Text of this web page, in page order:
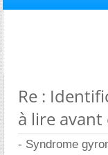
Re :
à lire
- Syndrome